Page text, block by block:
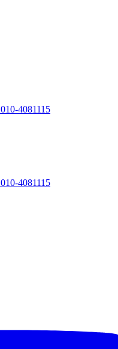
010-4081115
010-4081115